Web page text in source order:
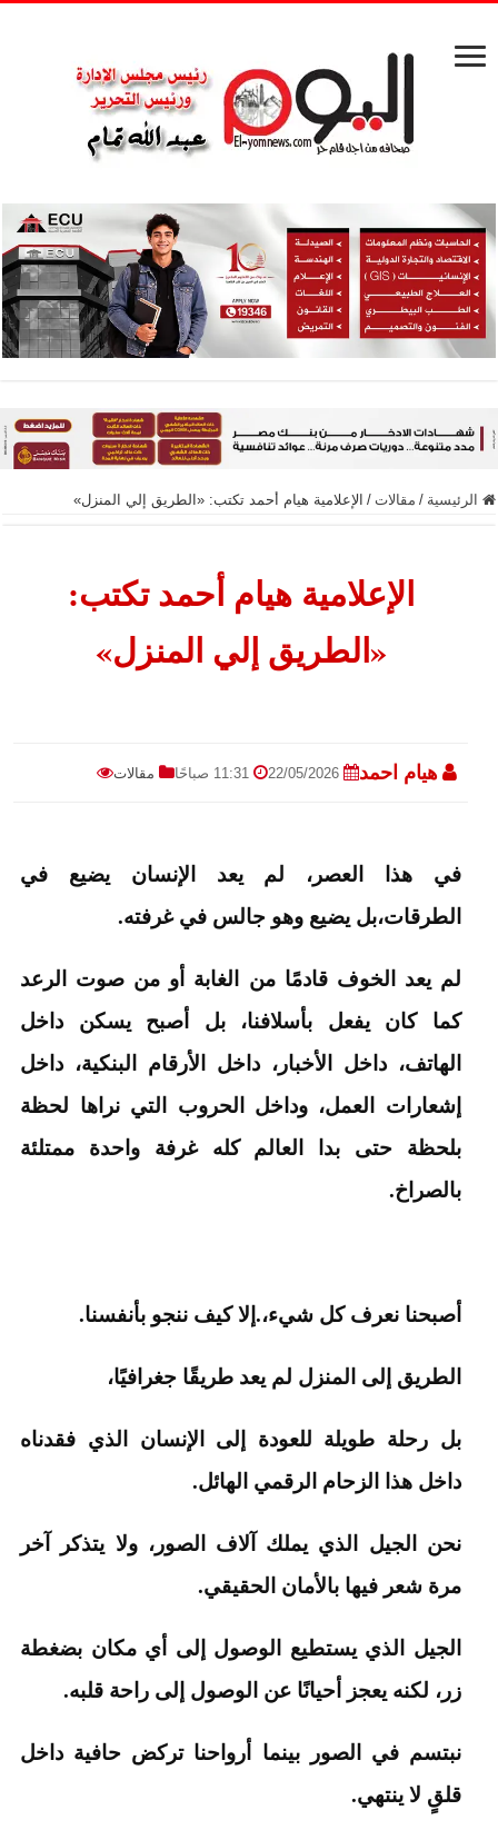
الرئيسية / مقالات / الإعلامية هيام أحمد تكتب: «الطريق إلي المنزل»
الإعلامية هيام أحمد تكتب:
«الطريق إلي المنزل»
هيام احمد 22/05/2026 مقالات
في هذا العصر، لم يعد الإنسان يضيع في
الطرقات،بل يضيع وهو جالس في غرفته.
لم يعد الخوف قادمًا من الغابة أو من صوت الرعد
كما كان يفعل بأسلافنا، بل أصبح يسكن داخل
الهاتف، داخل الأخبار، داخل الأرقام البنكية، داخل
إشعارات العمل، وداخل الحروب التي نراها لحظة
بلحظة حتى بدا العالم كله غرفة واحدة ممتلئة
بالصراخ.
أصبحنا نعرف كل شيء،.إلا كيف ننجو بأنفسنا.
الطريق إلى المنزل لم يعد طريقًا جغرافيًا،
بل رحلة طويلة للعودة إلى الإنسان الذي فقدناه
داخل هذا الزحام الرقمي الهائل.
نحن الجيل الذي يملك آلاف الصور، ولا يتذكر آخر
مرة شعر فيها بالأمان الحقيقي.
الجيل الذي يستطيع الوصول إلى أي مكان بضغطة
زر، لكنه يعجز أحيانًا عن الوصول إلى راحة قلبه.
نبتسم في الصور بينما أرواحنا تركض حافية داخل
قلقٍ لا ينتهي.